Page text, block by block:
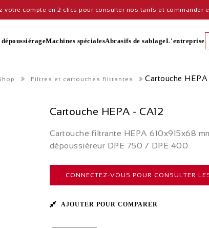
votre compte en 2 clics pour consulter nos tarifs et commander
Machines spécialesAbrasifs de sablageL'entreprise
Filtres et cartouches filtrantes Cartouche HEPA
Cartouche HEPA - CA12
Cartouche filtrante HEPA 610x915x68
dépoussiéreur DPE 750 / DPE 400
CONNECTEZ-VOUS POUR CONSULTER
AJOUTER POUR COMPARER